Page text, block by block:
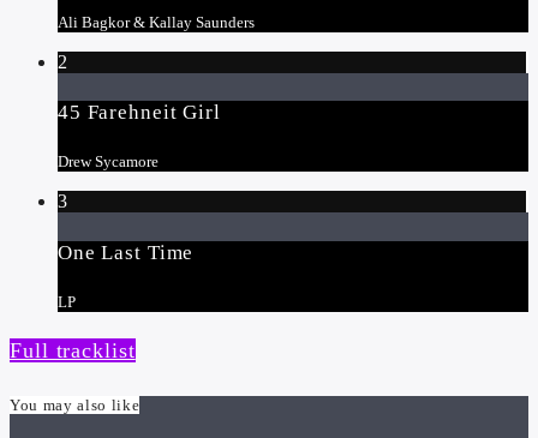
Ali Bagkor & Kallay Saunders
2
45 Farehneit Girl
Drew Sycamore
3
One Last Time
LP
Full tracklist
You may also like